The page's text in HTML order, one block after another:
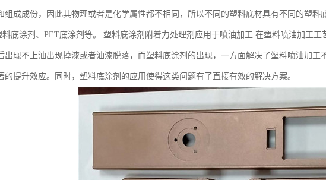
组成成份，因此其物理或者是化学属性都不相同，所以不同的塑料底材具有不同的塑料
料底涂剂、PET底涂剂等。 塑料底涂剂附着力处理剂应用于喷油加工 在塑料喷油加工
出现不上油出现掉漆或者油漆脱落，而塑料底涂剂的出现，一方面解决了塑料喷油加工
的提升效应。同时，塑料底涂剂的应用使得这类问题有了直接有效的解决方案。